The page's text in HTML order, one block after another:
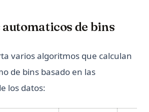
de bins
varios algoritmos que calculan
de bins basado en las
los datos: